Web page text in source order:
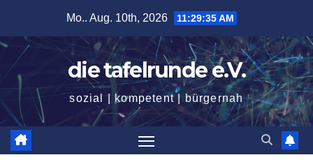
springen
Mo.. Aug. 10th, 2026 11:29:36 AM
die tafelrunde e.V.
sozial | kompetent | bürgernah